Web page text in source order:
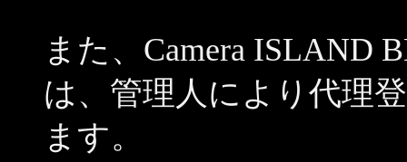
また、Camera ISLAND
は、管理人により代理
ます。